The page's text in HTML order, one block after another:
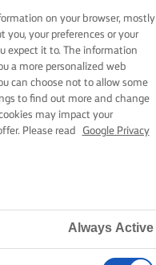
τέλεια και νόστιμη ζύμη
ξετρελαίνουν όλους.
Συμβουλές για την καλύτερη
on your browser, mostly
your preferences or your
expect it to. The information
a more personalized web
can choose not to allow some
to find out more and change
may impact your
Please read
Google Privacy
Always Active